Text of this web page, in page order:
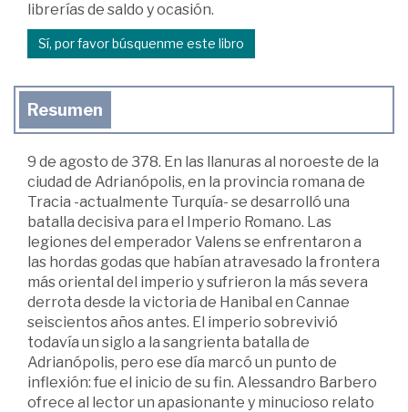
librerías de saldo y ocasión.
Sí, por favor búsquenme este libro
Resumen
9 de agosto de 378. En las llanuras al noroeste de la
ciudad de Adrianópolis, en la provincia romana de
Tracia -actualmente Turquía- se desarrolló una
batalla decisiva para el Imperio Romano. Las
legiones del emperador Valens se enfrentaron a
las hordas godas que habían atravesado la frontera
más oriental del imperio y sufrieron la más severa
derrota desde la victoria de Hanibal en Cannae
seiscientos años antes. El imperio sobrevivió
todavía un siglo a la sangrienta batalla de
Adrianópolis, pero ese día marcó un punto de
inflexión: fue el inicio de su fin. Alessandro Barbero
ofrece al lector un apasionante y minucioso relato